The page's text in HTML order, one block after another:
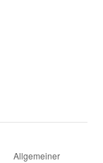
Allgemeiner